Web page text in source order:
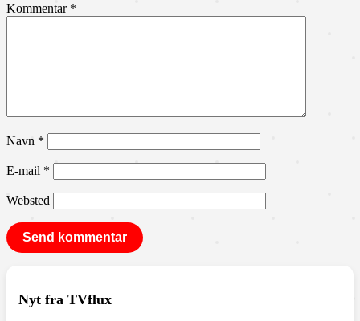
Kommentar *
Navn *
E-mail *
Websted
Nyt fra TVflux